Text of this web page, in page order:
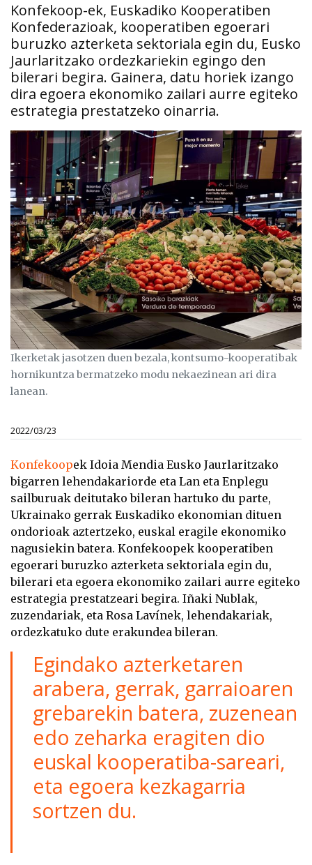
Konfekoop-ek, Euskadiko Kooperatiben
Konfederazioak, kooperatiben egoerari
buruzko azterketa sektoriala egin du, Eusko
Jaurlaritzako ordezkariekin egingo den
bilerari begira. Gainera, datu horiek izango
dira egoera ekonomiko zailari aurre egiteko
estrategia prestatzeko oinarria.
Ikerketak jasotzen duen bezala, kontsumo-kooperatibak
hornikuntza bermatzeko modu nekaezinean ari dira
lanean.
2022/03/23
Konfekoopek Idoia Mendia Eusko Jaurlaritzako
bigarren lehendakariorde eta Lan eta Enplegu
sailburuak deitutako bileran hartuko du parte,
Ukrainako gerrak Euskadiko ekonomian dituen
ondorioak aztertzeko, euskal eragile ekonomiko
nagusiekin batera. Konfekoopek kooperatiben
egoerari buruzko azterketa sektoriala egin du,
bilerari eta egoera ekonomiko zailari aurre egiteko
estrategia prestatzeari begira. Iñaki Nublak,
zuzendariak, eta Rosa Lavínek, lehendakariak,
ordezkatuko dute erakundea bileran.
Egindako azterketaren
arabera, gerrak, garraioaren
grebarekin batera, zuzenean
edo zeharka eragiten dio
euskal kooperatiba-sareari,
eta egoera kezkagarria
sortzen du.